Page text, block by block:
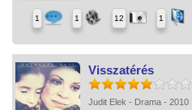
1 1 12 1
Visszatérés
Judit Elek - Drama - 2010